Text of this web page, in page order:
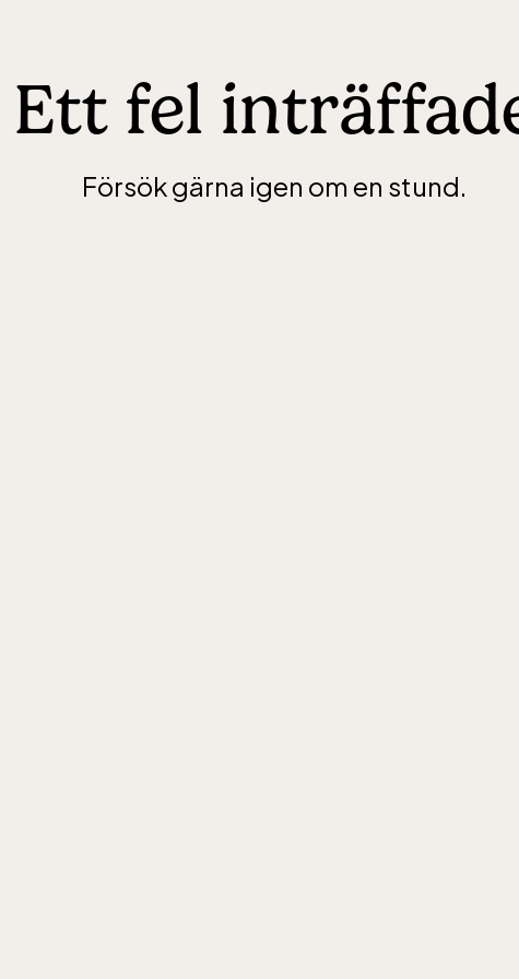
Ett fel
Försök gärna igen om en stund.